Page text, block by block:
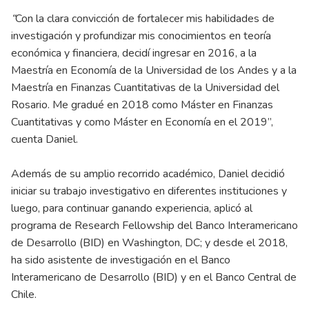
“Con la clara convicción de fortalecer mis habilidades de
investigación y profundizar mis conocimientos en teoría
económica y financiera, decidí ingresar en 2016, a la
Maestría en Economía de la Universidad de los Andes y a la
Maestría en Finanzas Cuantitativas de la Universidad del
Rosario. Me gradué en 2018 como Máster en Finanzas
Cuantitativas y como Máster en Economía en el 2019”,
cuenta Daniel.
Además de su amplio recorrido académico, Daniel decidió
iniciar su trabajo investigativo en diferentes instituciones y
luego, para continuar ganando experiencia, aplicó al
programa de Research Fellowship del Banco Interamericano
de Desarrollo (BID) en Washington, DC; y desde el 2018,
ha sido asistente de investigación en el Banco
Interamericano de Desarrollo (BID) y en el Banco Central de
Chile.